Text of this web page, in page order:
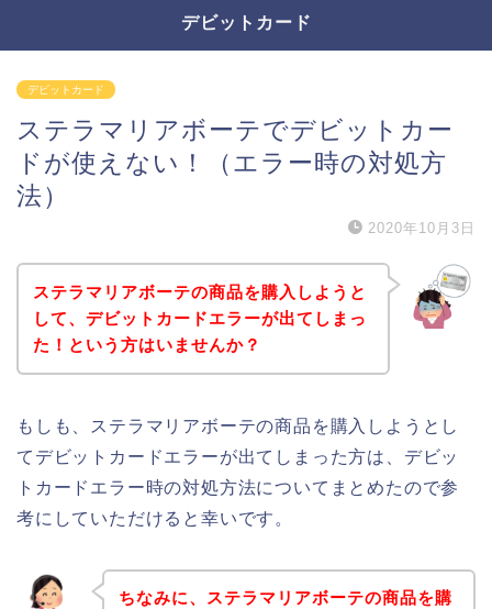
デビットカード
デビットカード
ステラマリアボーテでデビットカー
ドが使えない！（エラー時の対処方
法）
2020年10月3日
ステラマリアボーテの商品を購入しようと
して、デビットカードエラーが出てしまっ
た！という方はいませんか？
もしも、ステラマリアボーテの商品を購入しようとし
てデビットカードエラーが出てしまった方は、デビッ
トカードエラー時の対処方法についてまとめたので参
考にしていただけると幸いです。
ちなみに、ステラマリアボーテの商品を購